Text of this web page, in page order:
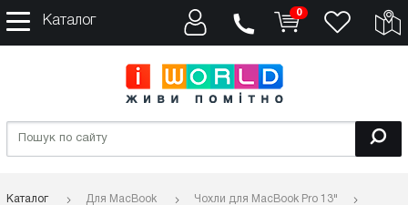
Каталог
0
Каталог Для MacBook
Чохли для MacBook Pro 13"